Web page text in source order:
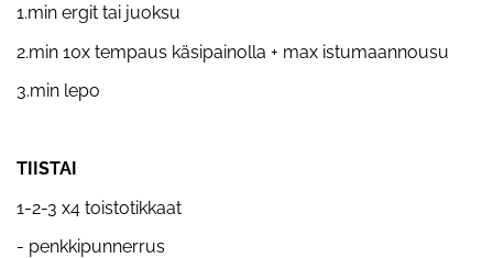
1.min ergit tai juoksu
2.min 10x tempaus käsipainolla + max istumaannousu
3.min lepo
TIISTAI
1-2-3 x4 toistotikkaat
- penkkipunnerrus